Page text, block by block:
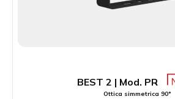
BEST 2 | Mod. PR
Ottica simmetrica 90°